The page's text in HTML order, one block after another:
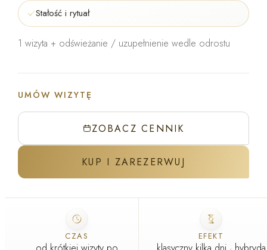
ZABIEG W GABINECIE J'ADORE
Stałość i rytuał
1 wizyta + odświeżanie / uzupełnienie wedle odrostu
UMÓW WIZYTĘ
ZOBACZ CENNIK
KUP I ZAREZERWUJ
CZAS EFEKT